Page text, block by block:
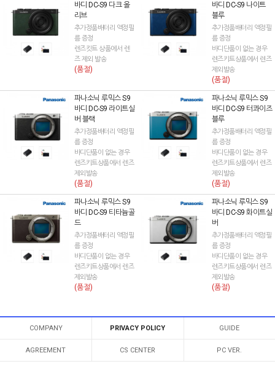
바디 DC-S9 다크 올
리브
추가정품배터리 액정필
름 증정
렌즈킷트 상품에서 렌
즈 제외 발송
(품절)
바디 DC-S9 나이트
블루
추가정품배터리 액정필
름 증정
바디단품이 없는 경우
렌즈키트상품에서 렌즈
제외발송
(품절)
파나소닉 루믹스 S9
바디 DC-S9 라이트실
버 블랙
추가정품배터리 액정필
름 증정
바디단품이 없는 경우
렌즈키트상품에서 렌즈
제외발송
(품절)
파나소닉 루믹스 S9
바디 DC-S9 터콰이즈
블루
추가정품배터리 액정필
름 증정
바디단품이 없는 경우
렌즈키트상품에서 렌즈
제외발송
(품절)
파나소닉 루믹스 S9
바디 DC-S9 티타늄골
드
추가정품배터리 액정필
름 증정
바디단품이 없는 경우
렌즈키트상품에서 렌즈
제외발송
(품절)
파나소닉 루믹스 S9
바디 DC-S9 화이트실
버
추가정품배터리 액정필
름 증정
바디단품이 없는 경우
렌즈키트상품에서 렌즈
제외발송
(품절)
COMPANY PRIVACY POLICY GUIDE
AGREEMENT CS CENTER PC VER.